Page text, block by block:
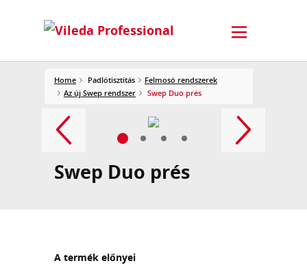
Home Padlótisztítás
Felmosó rendszerek
Az új Swep rendszer
Swep Duo prés
Swep Duo prés
A termék előnyei